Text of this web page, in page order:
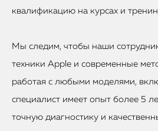
квалификацию на курсах и
Мы следим, чтобы наши
техники Apple и современные
работая с любыми моделями,
специалист имеет опыт более 5
точную диагностику и